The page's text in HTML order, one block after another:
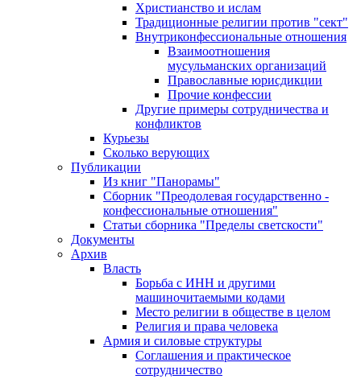
Христианство и ислам
Традиционные религии против "сект"
Внутриконфессиональные отношения
Взаимоотношения
мусульманских организаций
Православные юрисдикции
Прочие конфессии
Другие примеры сотрудничества и
конфликтов
Курьезы
Сколько верующих
Публикации
Из книг "Панорамы"
Сборник "Преодолевая государственно -
конфессиональные отношения"
Статьи сборника "Пределы светскости"
Документы
Архив
Власть
Борьба с ИНН и другими
машиночитаемыми кодами
Место религии в обществе в целом
Религия и права человека
Армия и силовые структуры
Соглашения и практическое
сотрудничество